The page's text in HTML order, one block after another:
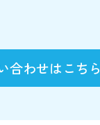
合わせはこちら